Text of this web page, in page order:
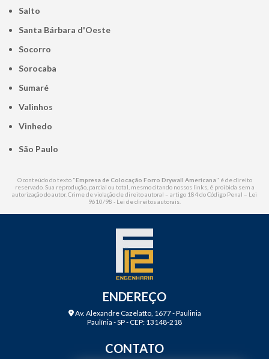
Salto
Santa Bárbara d'Oeste
Socorro
Sorocaba
Sumaré
Valinhos
Vinhedo
São Paulo
O conteúdo do texto "Empresa de Colocação Forro Drywall Americana" é de direito
reservado. Sua reprodução, parcial ou total, mesmo citando nossos links, é proibida sem a
autorização do autor. Crime de violação de direito autoral – artigo 184 do Código Penal – Lei
9610/98 - Lei de direitos autorais
ENDEREÇO
Av. Alexandre Cazelatto, 1677 - Paulinia
Paulínia - SP - CEP: 13148-218
CONTATO